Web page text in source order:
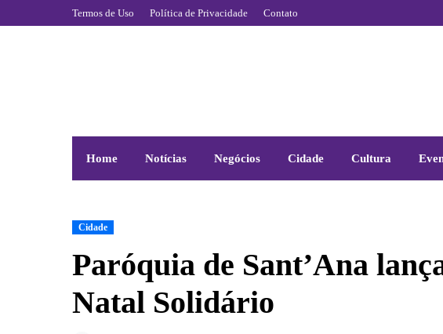
Termos de Uso Política de Privacidade Contato
Home Notícias Negócios Cidade Cultura
Cidade
Paróquia de Sant’Ana
Natal Solidário